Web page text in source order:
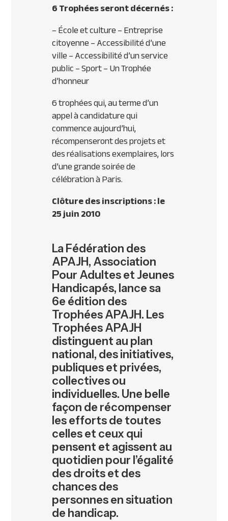
6 Trophées seront décernés :
– École et culture – Entreprise
citoyenne – Accessibilité d’une
ville – Accessibilité d’un service
public – Sport – Un Trophée
d’honneur
6 trophées qui, au terme d’un
appel à candidature qui
commence aujourd’hui,
récompenseront des projets et
des réalisations exemplaires, lors
d’une grande soirée de
célébration à Paris.
Clôture des inscriptions : le
25 juin 2010
La Fédération des
APAJH, Association
Pour Adultes et Jeunes
Handicapés, lance sa
6e édition des
Trophées APAJH. Les
Trophées APAJH
distinguent au plan
national, des initiatives,
publiques et privées,
collectives ou
individuelles. Une belle
façon de récompenser
les efforts de toutes
celles et ceux qui
pensent et agissent au
quotidien pour l’égalité
des droits et des
chances des
personnes en situation
de handicap.